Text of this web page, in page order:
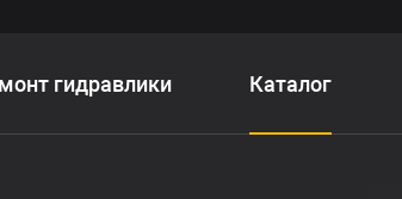
гидравлики Каталог